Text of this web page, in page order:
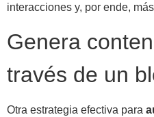
interacciones y, por ende,
Genera
través de un
Otra estrategia efectiva para